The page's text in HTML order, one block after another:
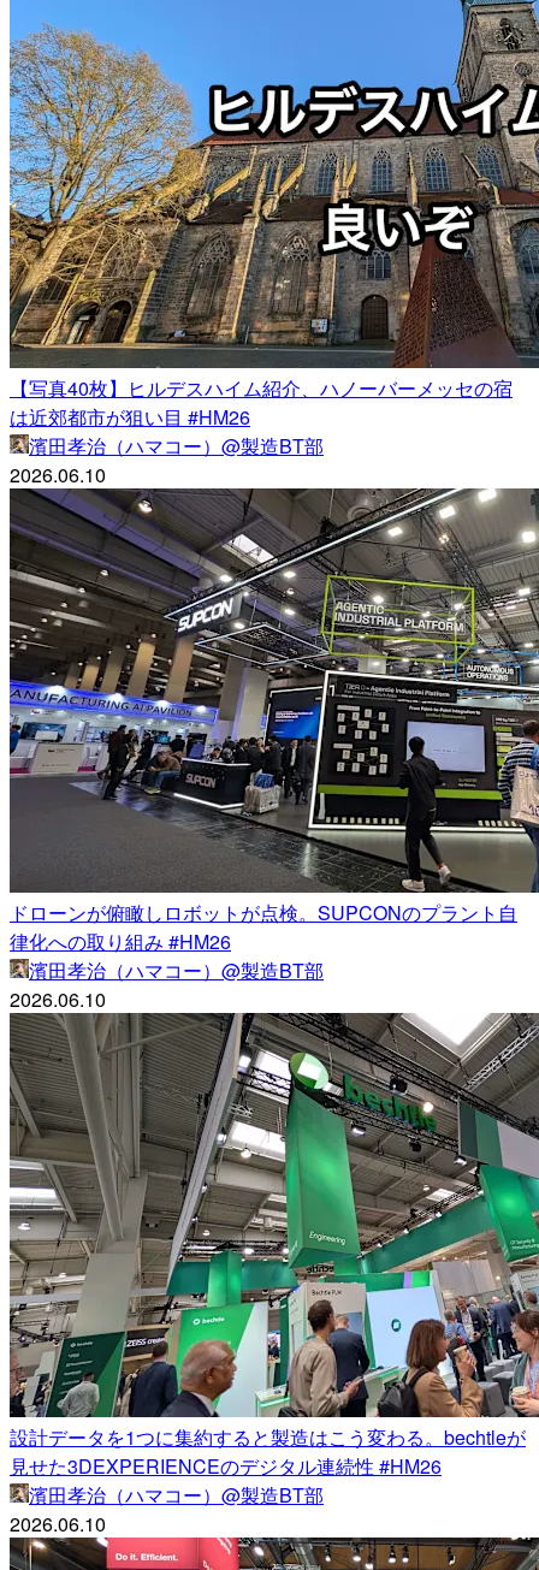
【写真40枚】ヒルデスハイム紹介、ハノーバーメッセの宿
は近郊都市が狙い目 #HM26
濱田孝治（ハマコー）@製造BT部
2026.06.10
ドローンが俯瞰しロボットが点検。SUPCONのプラント自
律化への取り組み #HM26
濱田孝治（ハマコー）@製造BT部
2026.06.10
設計データを1つに集約すると製造はこう変わる。bechtleが
見せた3DEXPERIENCEのデジタル連続性 #HM26
濱田孝治（ハマコー）@製造BT部
2026.06.10